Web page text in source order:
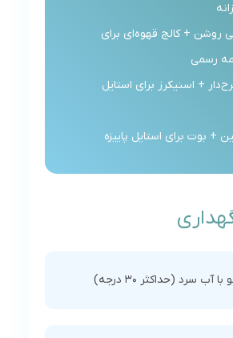
روشن + کالج قهوه‌ای برای
رسمی
+ اسنیکرز برای استایل
+ بوت برای استایل پاییزه
آب سرد (حداکثر 30 درجه)